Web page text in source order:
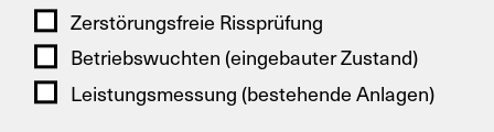
Zerstörungsfreie Rissprüfung
Betriebswuchten (eingebauter Zustand)
Leistungsmessung (bestehende Anlagen)
Ihr Kontakt zu uns